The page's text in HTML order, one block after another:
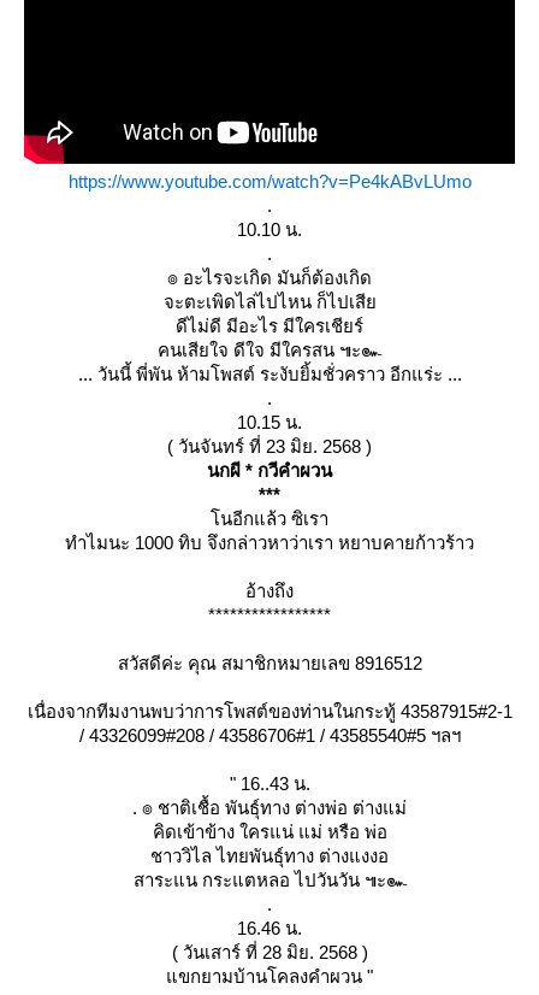
https://www.youtube.com/watch?v=Pe4kABvLUmo
.
10.10 น.
.
๏ อะไรจะเกิด มันก็ต้องเกิด
จะตะเพิดไล่ไปไหน ก็ไปเสี
ดีไม่ดี มีอะไร มีใครเชียร์
คนเสียใจ ดีใจ มีใครสน ๚ะ๛
... วันนี้ พี่พัน ห้ามโพสต์ ระงับยิ้มชั่วคราว อีกแร่ะ ...
.
10.15 น.
( วันจันทร์ ที่ 23 มิย. 2568 )
นกผี * กวีคำผวน
***
นอีกแล้ว ซิเรา
ทำไมนะ 1000 ทิบ จึงกล่าวหาว่าเรา หยาบคายก้าวร้าว
อ้างถึง
*****************
สวัสดีค่ะ คุณ สมาชิกหมายเลข 8916512
เนื่องจากทีมงานพบว่าการโพสต์ของท่านในกระทู้ 43587915#2-1
/ 43326099#208 / 43586706#1 / 43585540#5 ฯลฯ
" 16..43 น.
. ๏ ชาติเชื้อ พันธ์ุทาง ต่างพ่อ ต่างแม่
คิดเข้าข้าง ใครแน่ แม่ หรือ พ่อ
ชาววิไล ไทยพันธุ์ทาง ต่างแงงอ
สาระแน กระแตหลอ ไปวันวัน ๚ะ๛
.
16.46 น.
( วันเสาร์ ที่ 28 มิย. 2568 )
ขกยามบ้านโคลงคำผวน "